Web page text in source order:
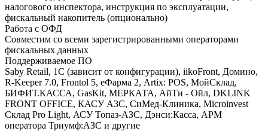
налогового инспектора, инструкция по эксплуатации,
фискальный накопитель (опционально)
Работа с ОФД
Совместим со всеми зарегистрированными операторами
фискальных данных
Поддерживаемое ПО
Saby Retail, 1С (зависит от конфигурации), iikoFront, Домино,
R-Keeper 7.0, Frontol 5, eФарма 2, Artix: POS, МойСклад,
БИФИТ.КАССА, GasKit, МЕРКАТА, АйТи - Ойл, DKLINK
FRONT OFFICE, КАСУ АЗС, СиМед-Клиника, Microinvest
Склад Pro Light, АСУ Топаз-АЗС, Дэнси:Касса, АРМ
оператора Триумф:АЗС и другие